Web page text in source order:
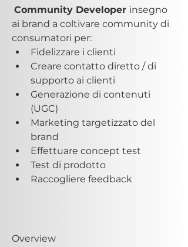
Community Developer insegno
ai brand a coltivare community di
consumatori per:
Fidelizzare i clienti
Creare contatto diretto / di
supporto ai clienti
Generazione di contenuti
(UGC)
Marketing targetizzato del
brand
Effettuare concept test
Test di prodotto
Raccogliere feedback
Overview